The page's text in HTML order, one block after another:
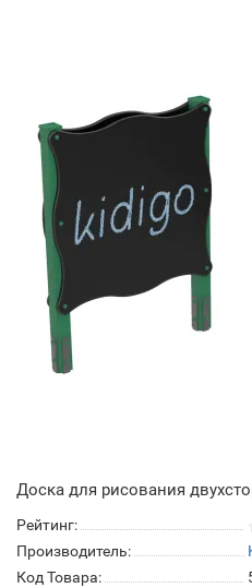
Доска для рисования
Рейтинг:
Производитель:
Код Товара: